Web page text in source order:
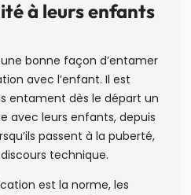
à leurs enfants
bonne façon d’entamer
avec l’enfant. Il est
entament dès le départ un
avec leurs enfants, depuis
passent à la puberté,
technique.
est la norme, les